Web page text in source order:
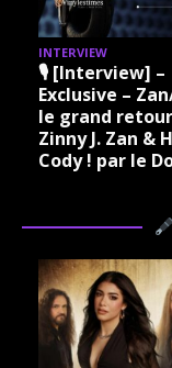
INTERVIEW
🎙 [Interview] –
Exclusive –
le grand
Zinny J. Zan &
Cody ! par le